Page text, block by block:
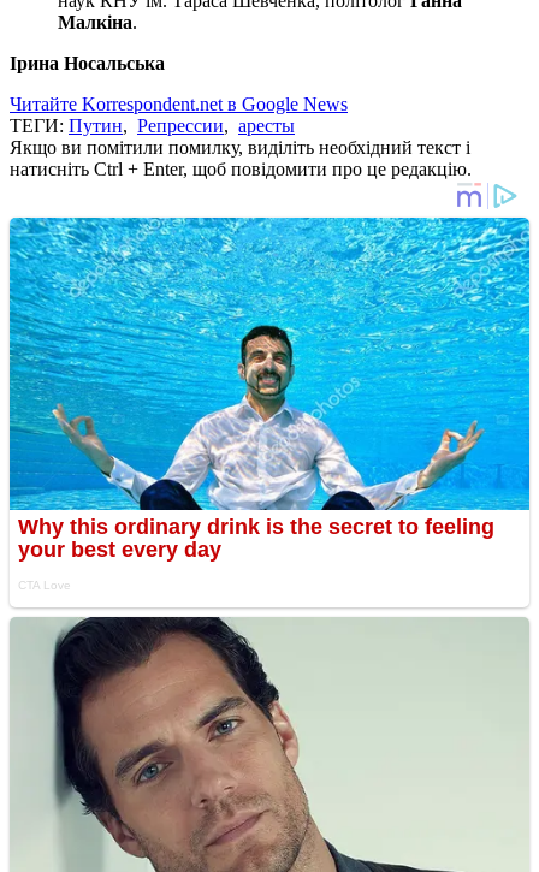
Малкіна.
Ірина Носальська
Читайте Korrespondent.net в Google News
ТЕГИ: Путин, Репрессии, аресты
Якщо ви помітили помилку, виділіть необхідний текст і
натисніть Ctrl + Enter, щоб повідомити про це редакцію.